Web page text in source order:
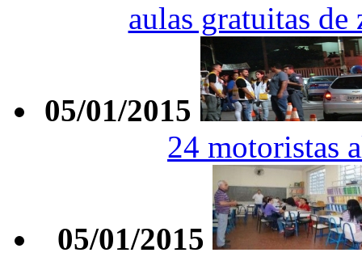
aulas gratuitas
05/01/2015
24 motoristas
05/01/2015